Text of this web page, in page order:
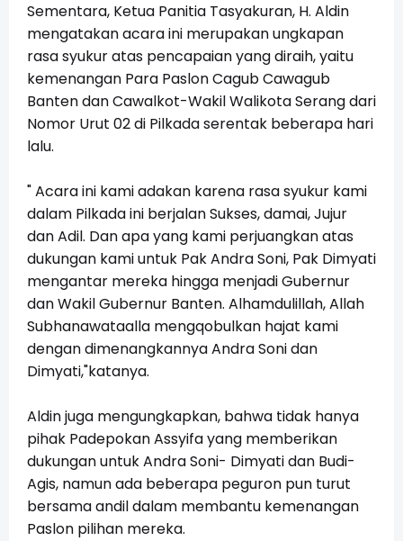
Sementara, Ketua Panitia Tasyakuran, H. Aldin
mengatakan acara ini merupakan ungkapan
rasa syukur atas pencapaian yang diraih, yaitu
kemenangan Para Paslon Cagub Cawagub
Banten dan Cawalkot-Wakil Walikota Serang dari
Nomor Urut 02 di Pilkada serentak beberapa hari
lalu.
" Acara ini kami adakan karena rasa syukur kami
dalam Pilkada ini berjalan Sukses, damai, Jujur
dan Adil. Dan apa yang kami perjuangkan atas
dukungan kami untuk Pak Andra Soni, Pak Dimyati
mengantar mereka hingga menjadi Gubernur
dan Wakil Gubernur Banten. Alhamdulillah, Allah
Subhanawataalla mengqobulkan hajat kami
dengan dimenangkannya Andra Soni dan
Dimyati,"katanya.
Aldin juga mengungkapkan, bahwa tidak hanya
pihak Padepokan Assyifa yang memberikan
dukungan untuk Andra Soni- Dimyati dan Budi-
Agis, namun ada beberapa peguron pun turut
bersama andil dalam membantu kemenangan
Paslon pilihan mereka.